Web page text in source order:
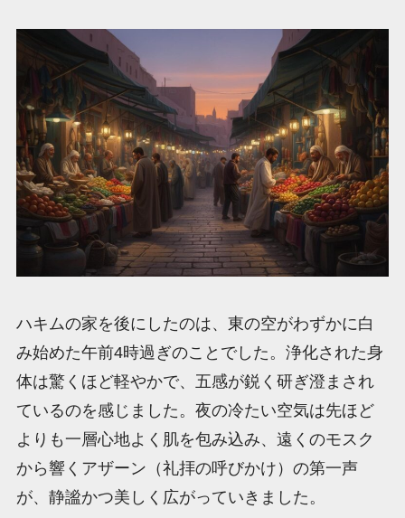
ハキムの家を後にしたのは、東の空がわずかに白
み始めた午前4時過ぎのことでした。浄化された身
体は驚くほど軽やかで、五感が鋭く研ぎ澄まされ
ているのを感じました。夜の冷たい空気は先ほど
よりも一層心地よく肌を包み込み、遠くのモスク
から響くアザーン（礼拝の呼びかけ）の第一声
が、静謐かつ美しく広がっていきました。